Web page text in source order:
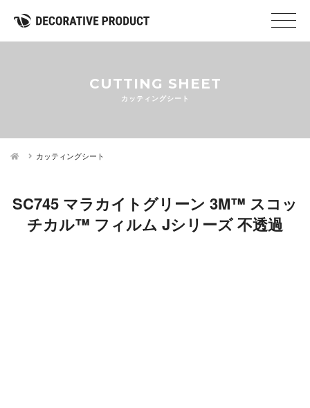
CUTTING SHEET
カッティングシート
カッティングシート
SC745 マラカイトグリーン 3M™ スコッ
チカル™ フィルム Jシリーズ 不透過